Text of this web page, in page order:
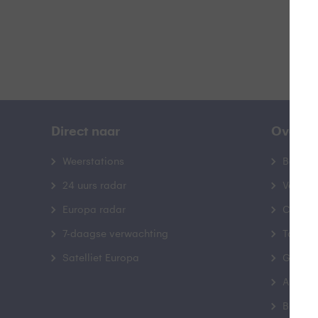
Direct naar
Weerstations
24 uurs radar
Europa radar
7-daagse verwachting
Satelliet Europa
Over
Contact